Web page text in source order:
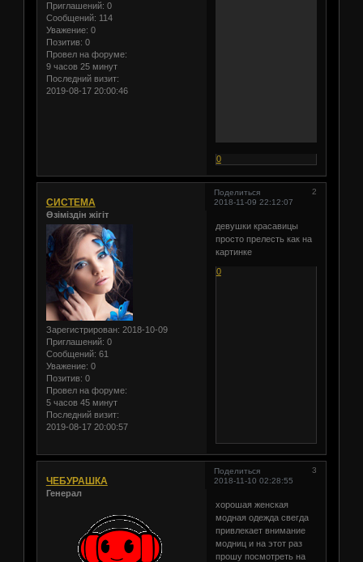
Приглашений: 0
Сообщений: 114
Уважение: 0
Позитив: 0
Провел на форуме:
9 часов 25 минут
Последний визит:
2019-08-17 20:00:46
0
Поделиться
2
2018-11-09 22:12:07
СИСТЕМА
Өзіміздін жігіт
Зарегистрирован: 2018-10-09
Приглашений: 0
Сообщений: 61
Уважение: 0
Позитив: 0
Провел на форуме:
5 часов 45 минут
Последний визит:
2019-08-17 20:00:57
девушки красавицы
просто прелесть как на
картинке
0
Поделиться
3
2018-11-10 02:28:55
ЧЕБУРАШКА
Генерал
хорошая женская
модная одежда свегда
привлекает внимание
модниц и на этот раз
прошу посмотреть на